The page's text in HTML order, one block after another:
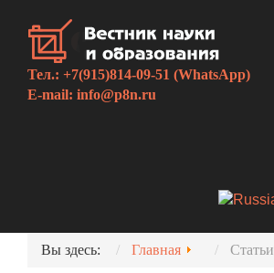
Тел.: +7(915)814-09-51 (WhatsApp)
E-mail: info@p8n.ru
Вы здесь: Главная Статьи